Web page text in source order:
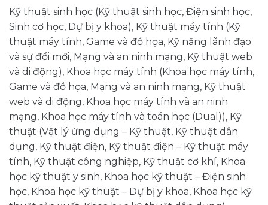
Kỹ thuật sinh học (Kỹ thuật sinh học, Điện sinh học,
Sinh cơ học, Dự bị y khoa), Kỹ thuật máy tính (Kỹ
thuật máy tính, Game và đồ họa, Kỹ năng lãnh đạo
và sự đổi mới, Mạng và an ninh mạng, Kỹ thuật web
và di động), Khoa học máy tính (Khoa học máy tính,
Game và đồ họa, Mạng và an ninh mạng, Kỹ thuật
web và di động, Khoa học máy tính và an ninh
mạng, Khoa học máy tính và toán học (Dual)), Kỹ
thuật (Vật lý ứng dụng – Kỹ thuật, Kỹ thuật dân
dụng, Kỹ thuật điện, Kỹ thuật điện – Kỹ thuật máy
tính, Kỹ thuật công nghiệp, Kỹ thuật cơ khí, Khoa
học kỹ thuật y sinh, Khoa học kỹ thuật – Điện sinh
học, Khoa học kỹ thuật – Dự bị y khoa, Khoa học kỹ